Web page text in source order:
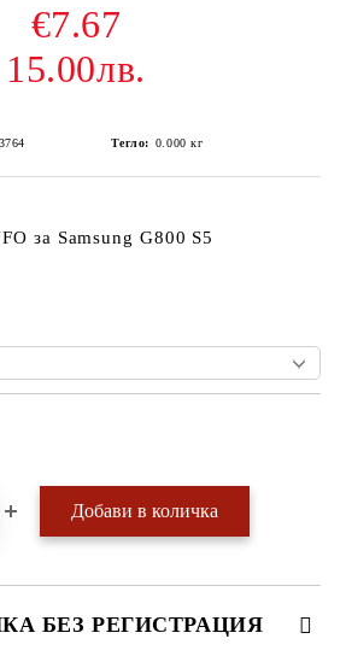
€7.67
15.00лв.
3764 Тегло: 0.000 кг
за Samsung G800 S5
БЕЗ РЕГИСТРАЦИЯ